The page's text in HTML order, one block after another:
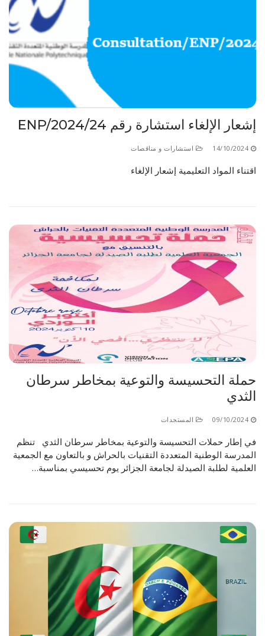
إشعار الإلغاء استشارة رقم 24/ENP/2024
14/10/2024 استشارات و مناقصات
اقتناء المواد التعليمية إشعار الإلغاء
حملة التحسيسة والتوعية بمخاطر سرطان
الثدي
09/10/2024 المستجدات
في إطار حملات التحسيسة والتوعية بمخاطر سرطان الثدي تنظم
المدرسة الوطنية المتعددة التقنيات بالحراش و بالتعاون مع الجمعية
العلمية لطلبة الصيدلة لجامعة الجزائر يوم تحسيسي بمناسبة…